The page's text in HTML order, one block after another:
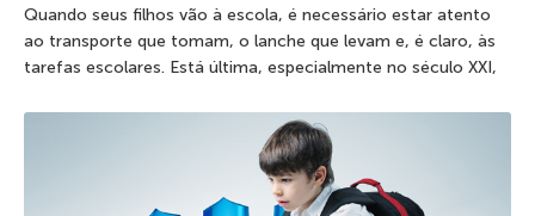
Quando seus filhos vão à escola, é necessário estar atento
ao transporte que tomam, o lanche que levam e, é claro, às
tarefas escolares. Está última, especialmente no século XXI,